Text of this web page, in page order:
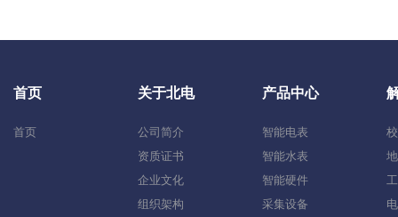
首页
首页
关于北电
公司简介
资质证书
企业文化
组织架构
产品中心
智能电表
智能水表
智能硬件
采集设备